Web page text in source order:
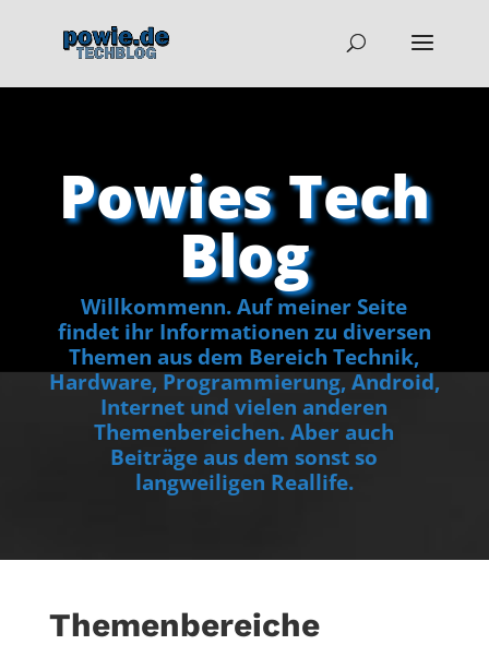
Powies Tech
Blog
Willkommenn. Auf meiner Seite
findet ihr Informationen zu diversen
Themen aus dem Bereich Technik,
Hardware, Programmierung, Android,
Internet und vielen anderen
Themenbereichen. Aber auch
Beiträge aus dem sonst so
langweiligen Reallife.
Themenbereiche